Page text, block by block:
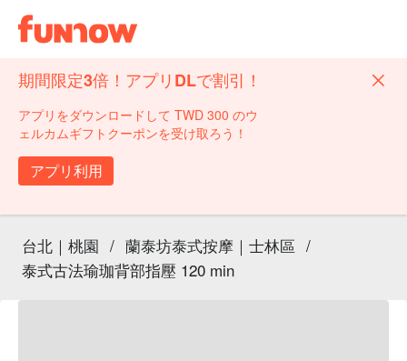
期間限定3倍！アプリDLで割引！
アプリをダウンロードして TWD 300 のウ
ェルカムギフトクーポンを受け取ろう！
アプリ利用
台北｜桃園 / 蘭泰坊泰式按摩｜士林區 /
泰式古法瑜珈背部指壓 120 min